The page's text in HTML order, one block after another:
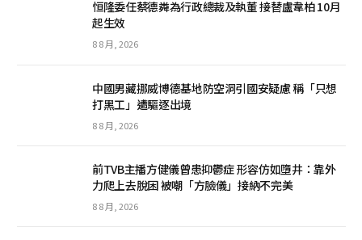
恒隆委任蔡德粦為行政總裁及執董 接替盧韋柏 10月
起生效
8 8 月, 2026
中國男藏挪威博德基地防空洞引國安疑慮 稱「只想
打黑工」遭驅逐出境
8 8 月, 2026
前TVB主播方健儀曾患抑鬱症 形容仿如墮井：靠外
力爬上去脫困 被嘲「方臉儀」接納不完美
8 8 月, 2026